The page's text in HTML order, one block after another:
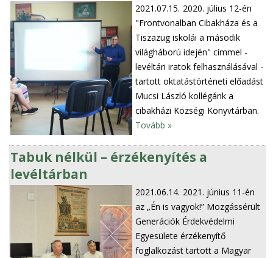
2021.07.15. 2020. július 12-én
"Frontvonalban Cibakháza és a
Tiszazug iskolái a második
világháború idején" címmel -
levéltári iratok felhasználásával -
tartott oktatástörténeti előadást
Mucsi László kollégánk a
cibakházi Községi Könyvtárban.
Tovább »
Tabuk nélkül – érzékenyítés a
levéltárban
2021.06.14. 2021. június 11-én
az „Én is vagyok!” Mozgássérült
Generációk Érdekvédelmi
Egyesülete érzékenyítő
foglalkozást tartott a Magyar